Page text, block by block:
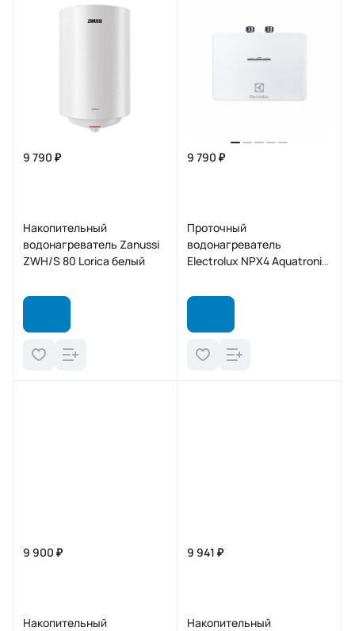
9 790 ₽
Накопительный
водонагреватель Zanussi
ZWH/S 80 Lorica белый
9 790 ₽
Проточный
водонагреватель
Electrolux NPX4 Aquatronic
9 900 ₽
Накопительный
9 941 ₽
Накопительный